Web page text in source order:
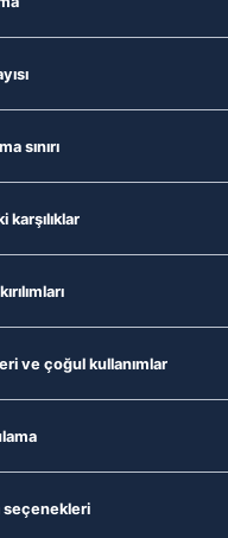
sınırı
karşılıklar
ve çoğul kullanımlar
seçenekleri